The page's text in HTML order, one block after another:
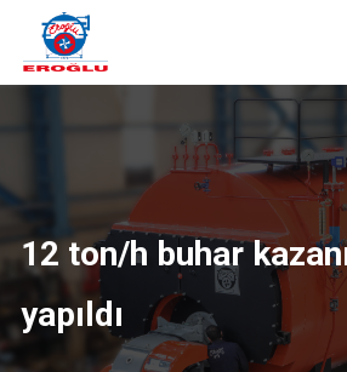
12 ton/h buhar
yapıldı